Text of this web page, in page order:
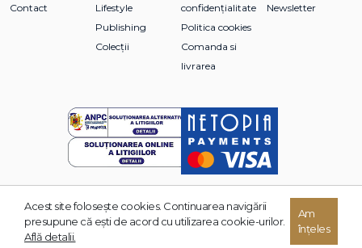
Contact
Lifestyle
Publishing
Colecții
confidențialitate
Politica cookies
Comanda si
livrarea
Newsletter
© 2026 Grupul Editorial TREI. Toate drepturile rezervate.
Acest site foloseşte cookies. Continuarea navigării
presupune că eşti de acord cu utilizarea cookie-urilor.
Află detalii.
Am
înțeles